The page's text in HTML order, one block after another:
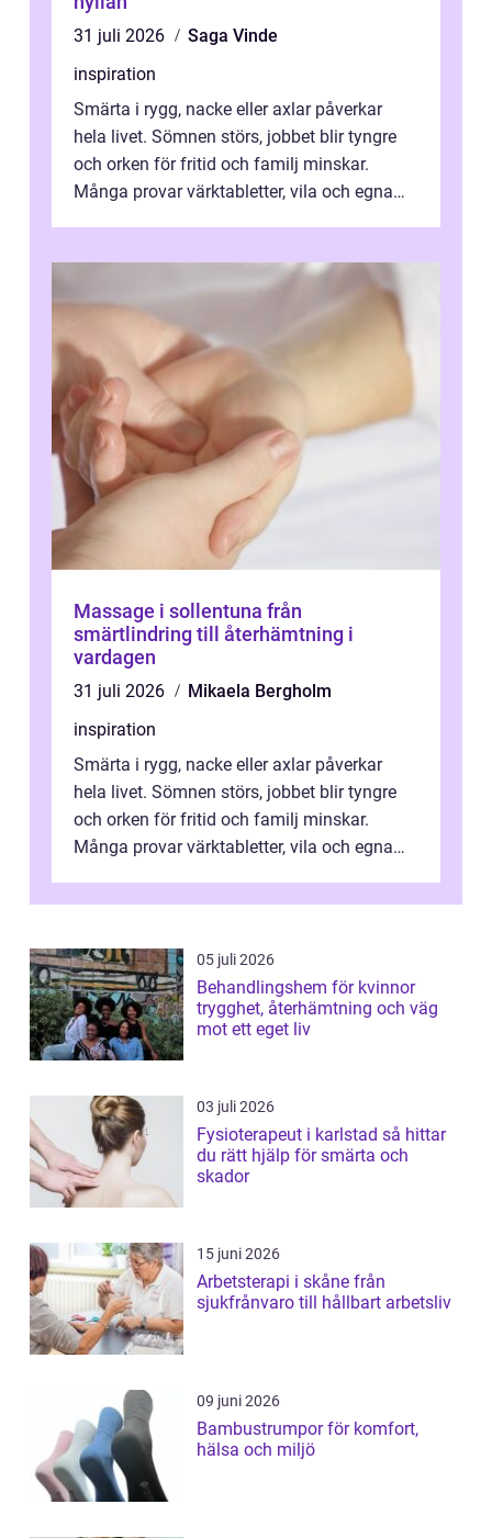
31 juli 2026
Saga Vinde
inspiration
Smärta i rygg, nacke eller axlar påverkar
hela livet. Sömnen störs, jobbet blir tyngre
och orken för fritid och familj minskar.
Många provar värktabletter, vila och egna
Massage i sollentuna från
smärtlindring till återhämtning i
vardagen
31 juli 2026
Mikaela Bergholm
inspiration
Smärta i rygg, nacke eller axlar påverkar
hela livet. Sömnen störs, jobbet blir tyngre
och orken för fritid och familj minskar.
Många provar värktabletter, vila och egna
05 juli 2026
Behandlingshem för kvinnor
trygghet, återhämtning och väg
mot ett eget liv
03 juli 2026
Fysioterapeut i karlstad så hittar
du rätt hjälp för smärta och
skador
15 juni 2026
Arbetsterapi i skåne från
sjukfrånvaro till hållbart arbetsliv
09 juni 2026
Bambustrumpor för komfort,
hälsa och miljö